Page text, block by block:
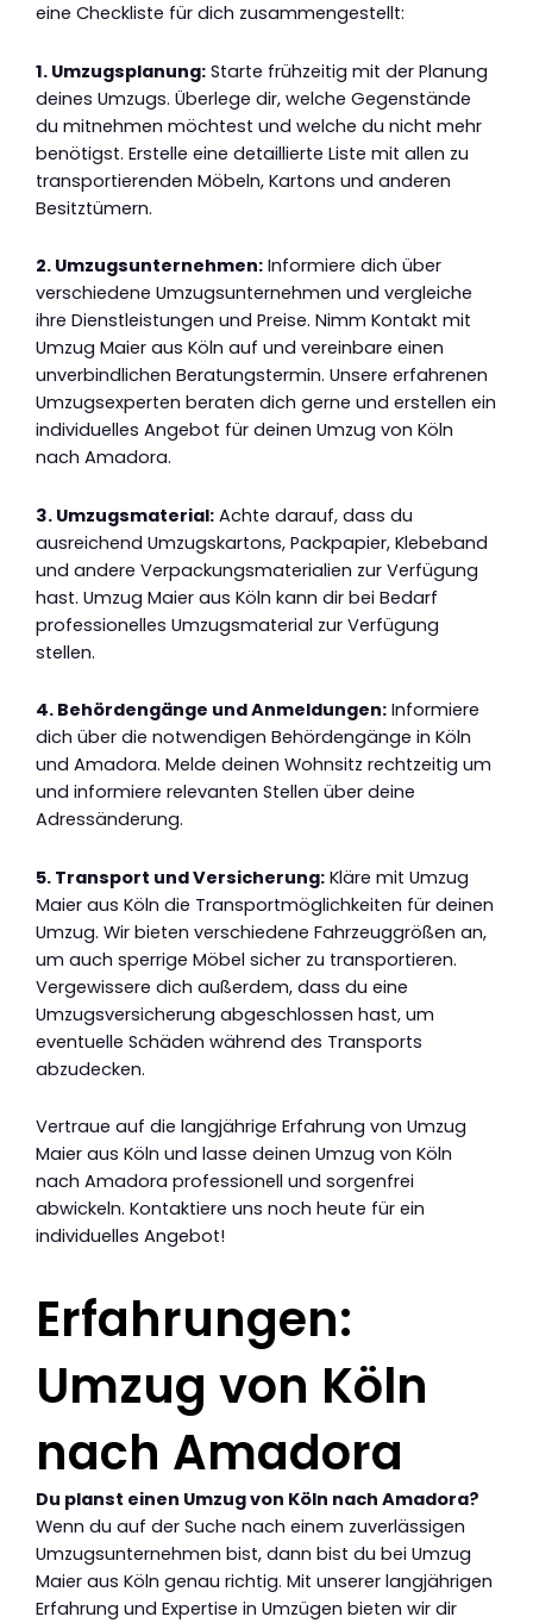
eine Checkliste für dich zusammengestellt:
1. Umzugsplanung: Starte frühzeitig mit der Planung
deines Umzugs. Überlege dir, welche Gegenstände
du mitnehmen möchtest und welche du nicht mehr
benötigst. Erstelle eine detaillierte Liste mit allen zu
transportierenden Möbeln, Kartons und anderen
Besitztümern.
2. Umzugsunternehmen: Informiere dich über
verschiedene Umzugsunternehmen und vergleiche
ihre Dienstleistungen und Preise. Nimm Kontakt mit
Umzug Maier aus Köln auf und vereinbare einen
unverbindlichen Beratungstermin. Unsere erfahrenen
Umzugsexperten beraten dich gerne und erstellen ein
individuelles Angebot für deinen Umzug von Köln
nach Amadora.
3. Umzugsmaterial: Achte darauf, dass du
ausreichend Umzugskartons, Packpapier, Klebeband
und andere Verpackungsmaterialien zur Verfügung
hast. Umzug Maier aus Köln kann dir bei Bedarf
professionelles Umzugsmaterial zur Verfügung
stellen.
4. Behördengänge und Anmeldungen: Informiere
dich über die notwendigen Behördengänge in Köln
und Amadora. Melde deinen Wohnsitz rechtzeitig um
und informiere relevanten Stellen über deine
Adressänderung.
5. Transport und Versicherung: Kläre mit Umzug
Maier aus Köln die Transportmöglichkeiten für deinen
Umzug. Wir bieten verschiedene Fahrzeuggrößen an,
um auch sperrige Möbel sicher zu transportieren.
Vergewissere dich außerdem, dass du eine
Umzugsversicherung abgeschlossen hast, um
eventuelle Schäden während des Transports
abzudecken.
Vertraue auf die langjährige Erfahrung von Umzug
Maier aus Köln und lasse deinen Umzug von Köln
nach Amadora professionell und sorgenfrei
abwickeln. Kontaktiere uns noch heute für ein
individuelles Angebot!
Erfahrungen:
Umzug von Köln
nach Amadora
Du planst einen Umzug von Köln nach Amadora?
Wenn du auf der Suche nach einem zuverlässigen
Umzugsunternehmen bist, dann bist du bei Umzug
Maier aus Köln genau richtig. Mit unserer langjährigen
Erfahrung und Expertise in Umzügen bieten wir dir